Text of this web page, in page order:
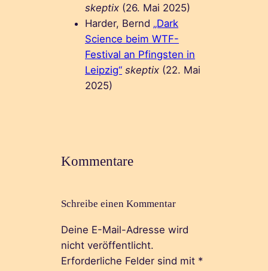
skeptix (26. Mai 2025)
Harder, Bernd „Dark
Science beim WTF-
Festival an Pfingsten in
Leipzig“ skeptix (22. Mai
2025)
Kommentare
Schreibe einen Kommentar
Deine E-Mail-Adresse wird
nicht veröffentlicht.
Erforderliche Felder sind mit *